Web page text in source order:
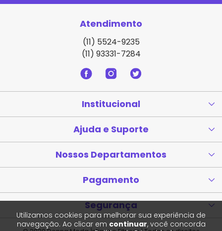
Atendimento
(11) 5524-9235
(11) 93331-7284
Institucional
Ajuda e Suporte
Nossos Departamentos
Pagamento
Segurança
Utilizamos cookies para melhorar sua experiência de
navegação. Ao clicar em continuar, você concorda